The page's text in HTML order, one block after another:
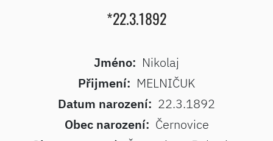
*22.3.1892
Jméno: Nikolaj
Přijmení: MELNIČUK
Datum narození: 22.3.1892
Obec narození: Černovice